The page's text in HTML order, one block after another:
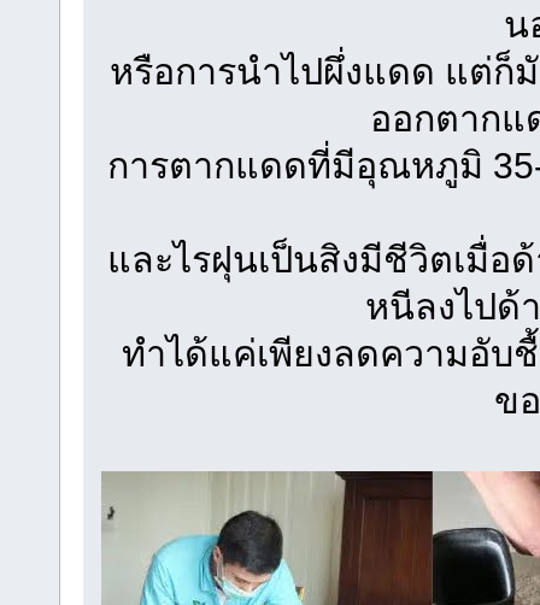
น
หรือการนำไปผึ่งแดด แต่ก็
ออกตากแ
การตากแดดที่มีอุณหภูมิ
และไรฝุนเป็นสิงมีชีวิตเมื่
หนีลงไปด้
ทำได้แค่เพียงลดความอับ
ข